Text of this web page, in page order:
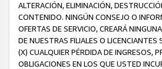
ALTERACIÓN, ELIMINACIÓN,
CONTENIDO. NINGÚN CONSEJO O
OFERTAS DE SERVICIO, CREARÁ
DE NUESTRAS FILIALES O
(X) CUALQUIER PÉRDIDA DE INGRESOS,
OBLIGACIONES EN LOS QUE USTED